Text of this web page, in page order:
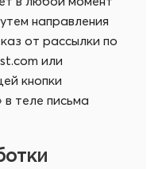
направления
от рассылки по
или
кнопки
в теле письма